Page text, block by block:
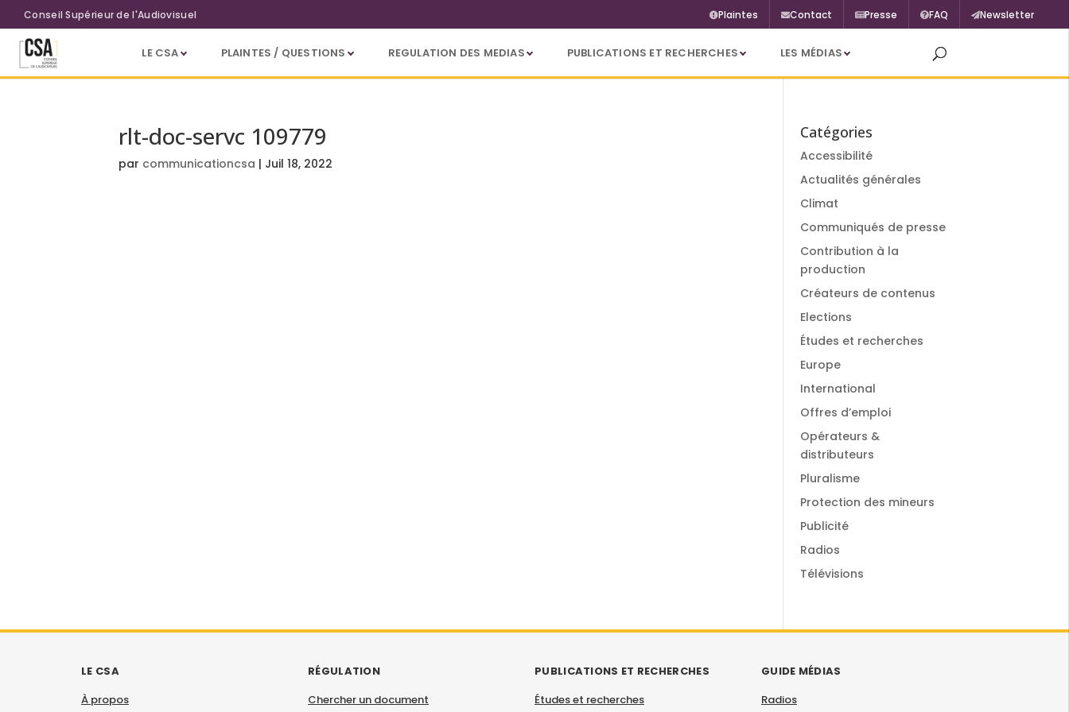
Aller au contenu principal
Conseil Supérieur de l'Audiovisuel Plaintes Contact Presse FAQ Newsletter
LE CSA PLAINTES / QUESTIONS REGULATION DES MEDIAS PUBLICATIONS ET RECHERCHES LES MÉDIAS
rlt-doc-servc 109779
par communicationcsa | Juil 18, 2022
Catégories
Accessibilité
Actualités générales
Climat
Communiqués de presse
Contribution à la
production
Créateurs de contenus
Elections
Études et recherches
Europe
International
Offres d’emploi
Opérateurs &
distributeurs
Pluralisme
Protection des mineurs
Publicité
Radios
Télévisions
LE CSA
À propos
RÉGULATION
Chercher un document
PUBLICATIONS ET RECHERCHES
Études et recherches
GUIDE MÉDIAS
Radios